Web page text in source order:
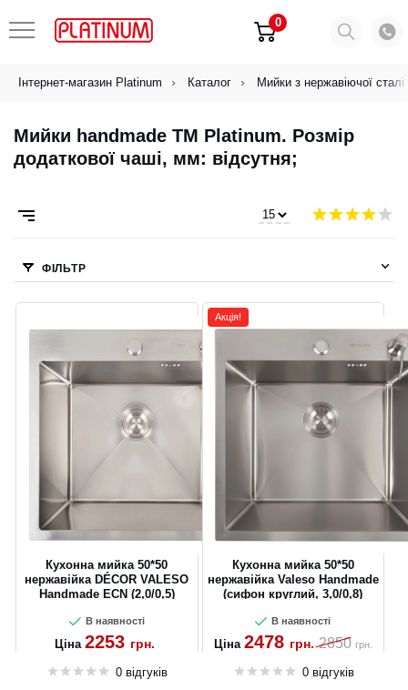
0
Інтернет-магазин Platinum Каталог Мийки з нержавіючої сталі
Мийки handmade ТМ Platinum. Розмір
додаткової чаші, мм: відсутня;
ФІЛЬТР
Кухонна мийка 50*50
нержавійка DÉCOR VALESO
Handmade ECN (2,0/0,5)
В наявності
Ціна 2253 грн.
0 відгуків
Акція!
Кухонна мийка 50*50
нержавійка Valeso Handmade
(сифон круглий, 3,0/0,8)
В наявності
Ціна 2478 грн. 2850 грн.
0 відгуків